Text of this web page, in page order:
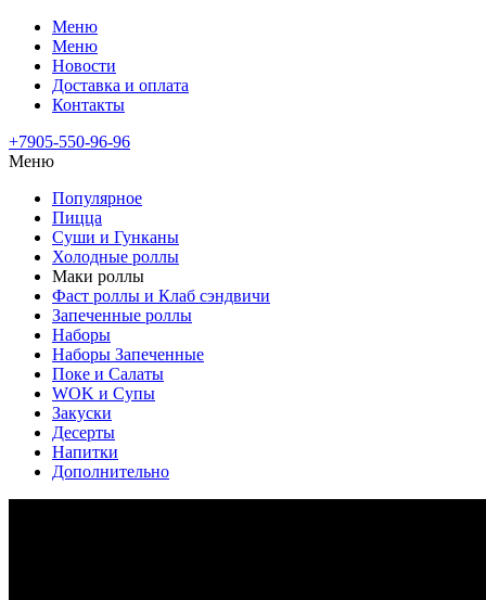
Меню
Меню
Новости
Доставка и оплата
Контакты
+7905-550-96-96
Меню
Популярное
Пицца
Суши и Гунканы
Холодные роллы
Маки роллы
Фаст роллы и Клаб сэндвичи
Запеченные роллы
Наборы
Наборы Запеченные
Поке и Салаты
WOK и Супы
Закуски
Десерты
Напитки
Дополнительно